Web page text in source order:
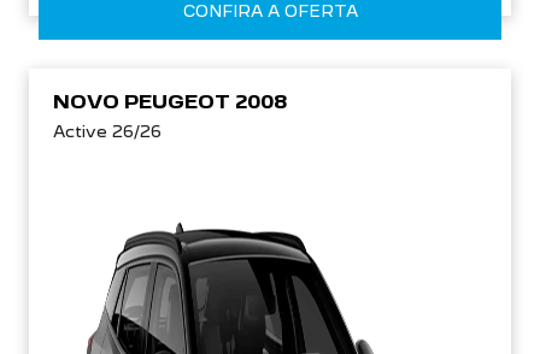
CONFIRA A OFERTA
NOVO PEUGEOT 2008
Active 26/26